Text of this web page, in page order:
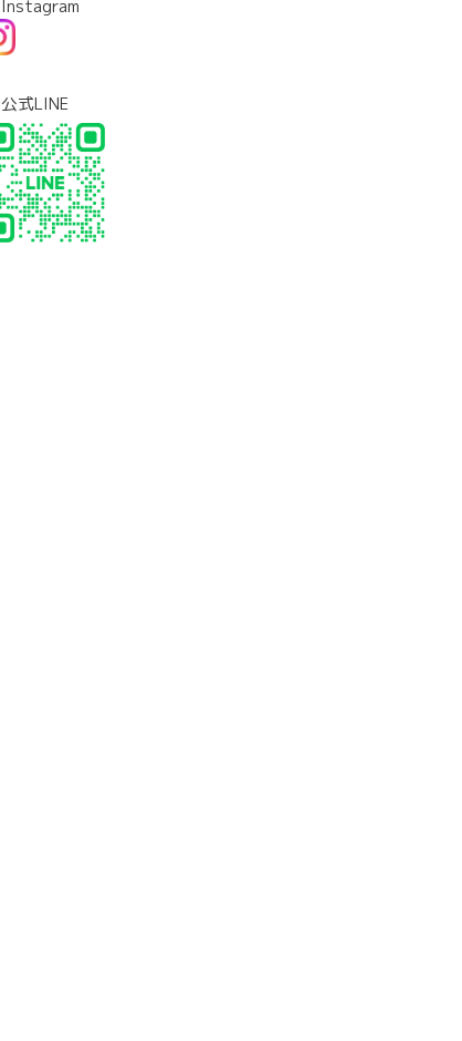
Instagram
公式LINE